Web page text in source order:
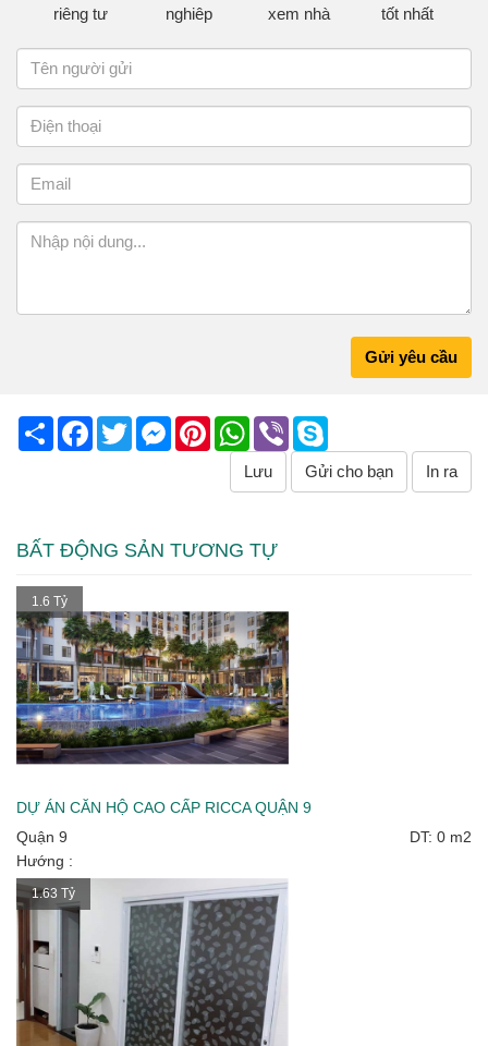
riêng tư
nghiêp
xem nhà
tốt nhất
Gửi yêu cầu
Share Facebook
TwitterMessenger
PinterestWhatsApp
Viber
Lưu Gửi cho bạn In ra
BẤT ĐỘNG SẢN TƯƠNG TỰ
1.6 Tỷ
DỰ ÁN CĂN HỘ CAO CẤP RICCA QUẬN 9
Quận 9
DT: 0 m2
Hướng :
1.63 Tỷ